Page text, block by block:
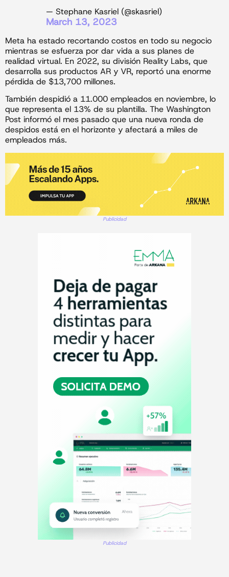
— Stephane Kasriel (@skasriel)
March 13, 2023
Meta ha estado recortando costos en todo su negocio
mientras se esfuerza por dar vida a sus planes de
realidad virtual. En 2022, su división Reality Labs, que
desarrolla sus productos AR y VR, reportó una enorme
pérdida de $13,700 millones.
También despidió a 11.000 empleados en noviembre, lo
que representa el 13% de su plantilla. The Washington
Post informó el mes pasado que una nueva ronda de
despidos está en el horizonte y afectará a miles de
empleados más.
Publicidad
Publicidad